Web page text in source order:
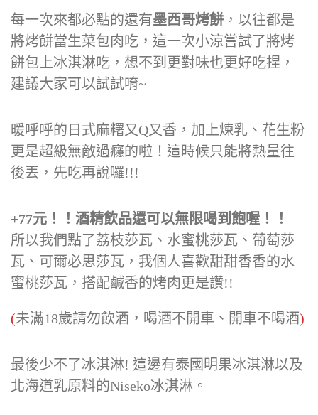
每一次來都必點的還有墨西哥烤餅 ，以往都是
將烤餅當生菜包肉吃，這一次小涼嘗試了將烤
餅包上冰淇淋吃，想不到更對味也更好吃捏，
建議大家可以試試唷~
暖呼呼的日式麻糬又Q又香，加上煉乳、花生粉
更是超級無敵過癮的啦！這時候只能將熱量往
後丟，先吃再說囉!!!
+77元！！酒精飲品還可以無限喝到飽喔！！
所以我們點了荔枝莎瓦、水蜜桃莎瓦、葡萄莎
瓦、可爾必思莎瓦，我個人喜歡甜甜香香的水
蜜桃莎瓦，搭配鹹香的烤肉更是讚!!
(未滿18歲請勿飲酒，喝酒不開車、開車不喝酒)
最後少不了冰淇淋! 這邊有泰國明果冰淇淋以及
北海道乳原料的Niseko冰淇淋。